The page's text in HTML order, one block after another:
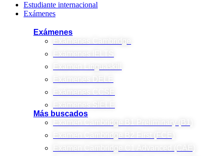
Estudiante internacional
Exámenes
Exámenes
Exámenes Cambridge
Exámenes IELTS
Examen Linguaskill
Exámenes DELE
Exámenes CCSE
Exámenes SIELE
Más buscados
Examen Cambridge B1 Preliminary (B1)
Examen Cambridge B2 First (FCE)
Examen Cambridge C1 Advanced (CAE)